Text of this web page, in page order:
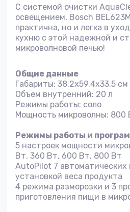
С системой очистки
освещением, Bosch
практична, но и легка в
кухню с этой надежной и
микроволновой печью!
Общие данные
Габариты: 38.2x59.4x33.5 см
Объем внутренний: 20 л
Режимы работы: соло
Мощность микроволны: 800
Режимы работы и
5 настроек мощности
Вт, 360 Вт, 600 Вт, 800 Вт
AutoPilot 7 автоматических
установкой веса продукта
4 режима разморозки и 3
приготовления пищи в